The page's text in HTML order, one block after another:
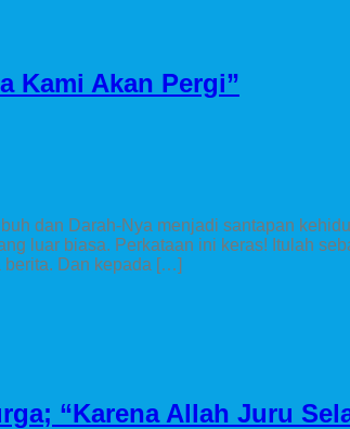
Kami Akan Pergi”
dan Darah-Nya menjadi santapan
luar biasa. Perkataan ini keras! Itulah
berita. Dan kepada […]
“Karena Allah Juru